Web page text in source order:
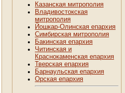
Казанская митрополия
Владивостокская
митрополия
Йошкар-Олинская епархия
Симбирская митрополия
Бакинская епархия
Читинская и
Краснокаменская епархия
Тверская епархия
Барнаульская епархия
Орская епархия